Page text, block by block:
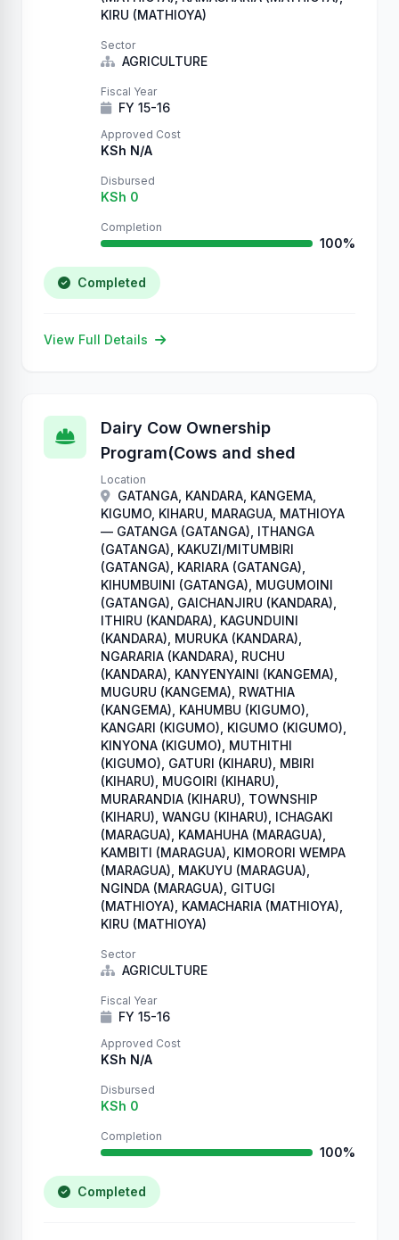
KIRU (MATHIOYA)
Sector
AGRICULTURE
Fiscal Year
FY 15-16
Approved Cost
KSh N/A
Disbursed
KSh 0
Completion
100%
Completed
View Full Details
Dairy Cow Ownership
Program(Cows and shed
Location
GATANGA, KANDARA, KANGEMA,
KIGUMO, KIHARU, MARAGUA, MATHIOYA
— GATANGA (GATANGA), ITHANGA
(GATANGA), KAKUZI/MITUMBIRI
(GATANGA), KARIARA (GATANGA),
KIHUMBUINI (GATANGA), MUGUMOINI
(GATANGA), GAICHANJIRU (KANDARA),
ITHIRU (KANDARA), KAGUNDUINI
(KANDARA), MURUKA (KANDARA),
NGARARIA (KANDARA), RUCHU
(KANDARA), KANYENYAINI (KANGEMA),
MUGURU (KANGEMA), RWATHIA
(KANGEMA), KAHUMBU (KIGUMO),
KANGARI (KIGUMO), KIGUMO (KIGUMO),
KINYONA (KIGUMO), MUTHITHI
(KIGUMO), GATURI (KIHARU), MBIRI
(KIHARU), MUGOIRI (KIHARU),
MURARANDIA (KIHARU), TOWNSHIP
(KIHARU), WANGU (KIHARU), ICHAGAKI
(MARAGUA), KAMAHUHA (MARAGUA),
KAMBITI (MARAGUA), KIMORORI WEMPA
(MARAGUA), MAKUYU (MARAGUA),
NGINDA (MARAGUA), GITUGI
(MATHIOYA), KAMACHARIA (MATHIOYA),
KIRU (MATHIOYA)
Sector
AGRICULTURE
Fiscal Year
FY 15-16
Approved Cost
KSh N/A
Disbursed
KSh 0
Completion
100%
Completed